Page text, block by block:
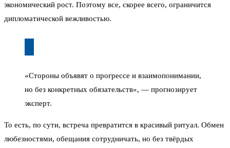
экономический рост. Поэтому все, скорее всего, ограничится
дипломатической вежливостью.
«Стороны объявят о прогрессе и взаимопонимании,
но без конкретных обязательств», — прогнозирует
эксперт.
То есть, по сути, встреча превратится в красивый ритуал. Обмен
любезностями, обещания сотрудничать, но без твёрдых